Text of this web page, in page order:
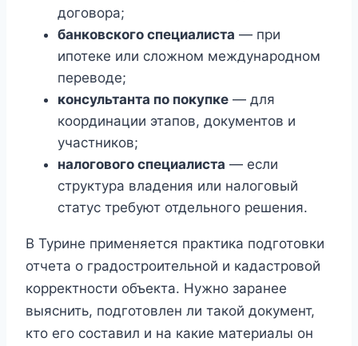
договора;
банковского специалиста — при
ипотеке или сложном международном
переводе;
консультанта по покупке — для
координации этапов, документов и
участников;
налогового специалиста — если
структура владения или налоговый
статус требуют отдельного решения.
В Турине применяется практика подготовки
отчета о градостроительной и кадастровой
корректности объекта. Нужно заранее
выяснить, подготовлен ли такой документ,
кто его составил и на какие материалы он